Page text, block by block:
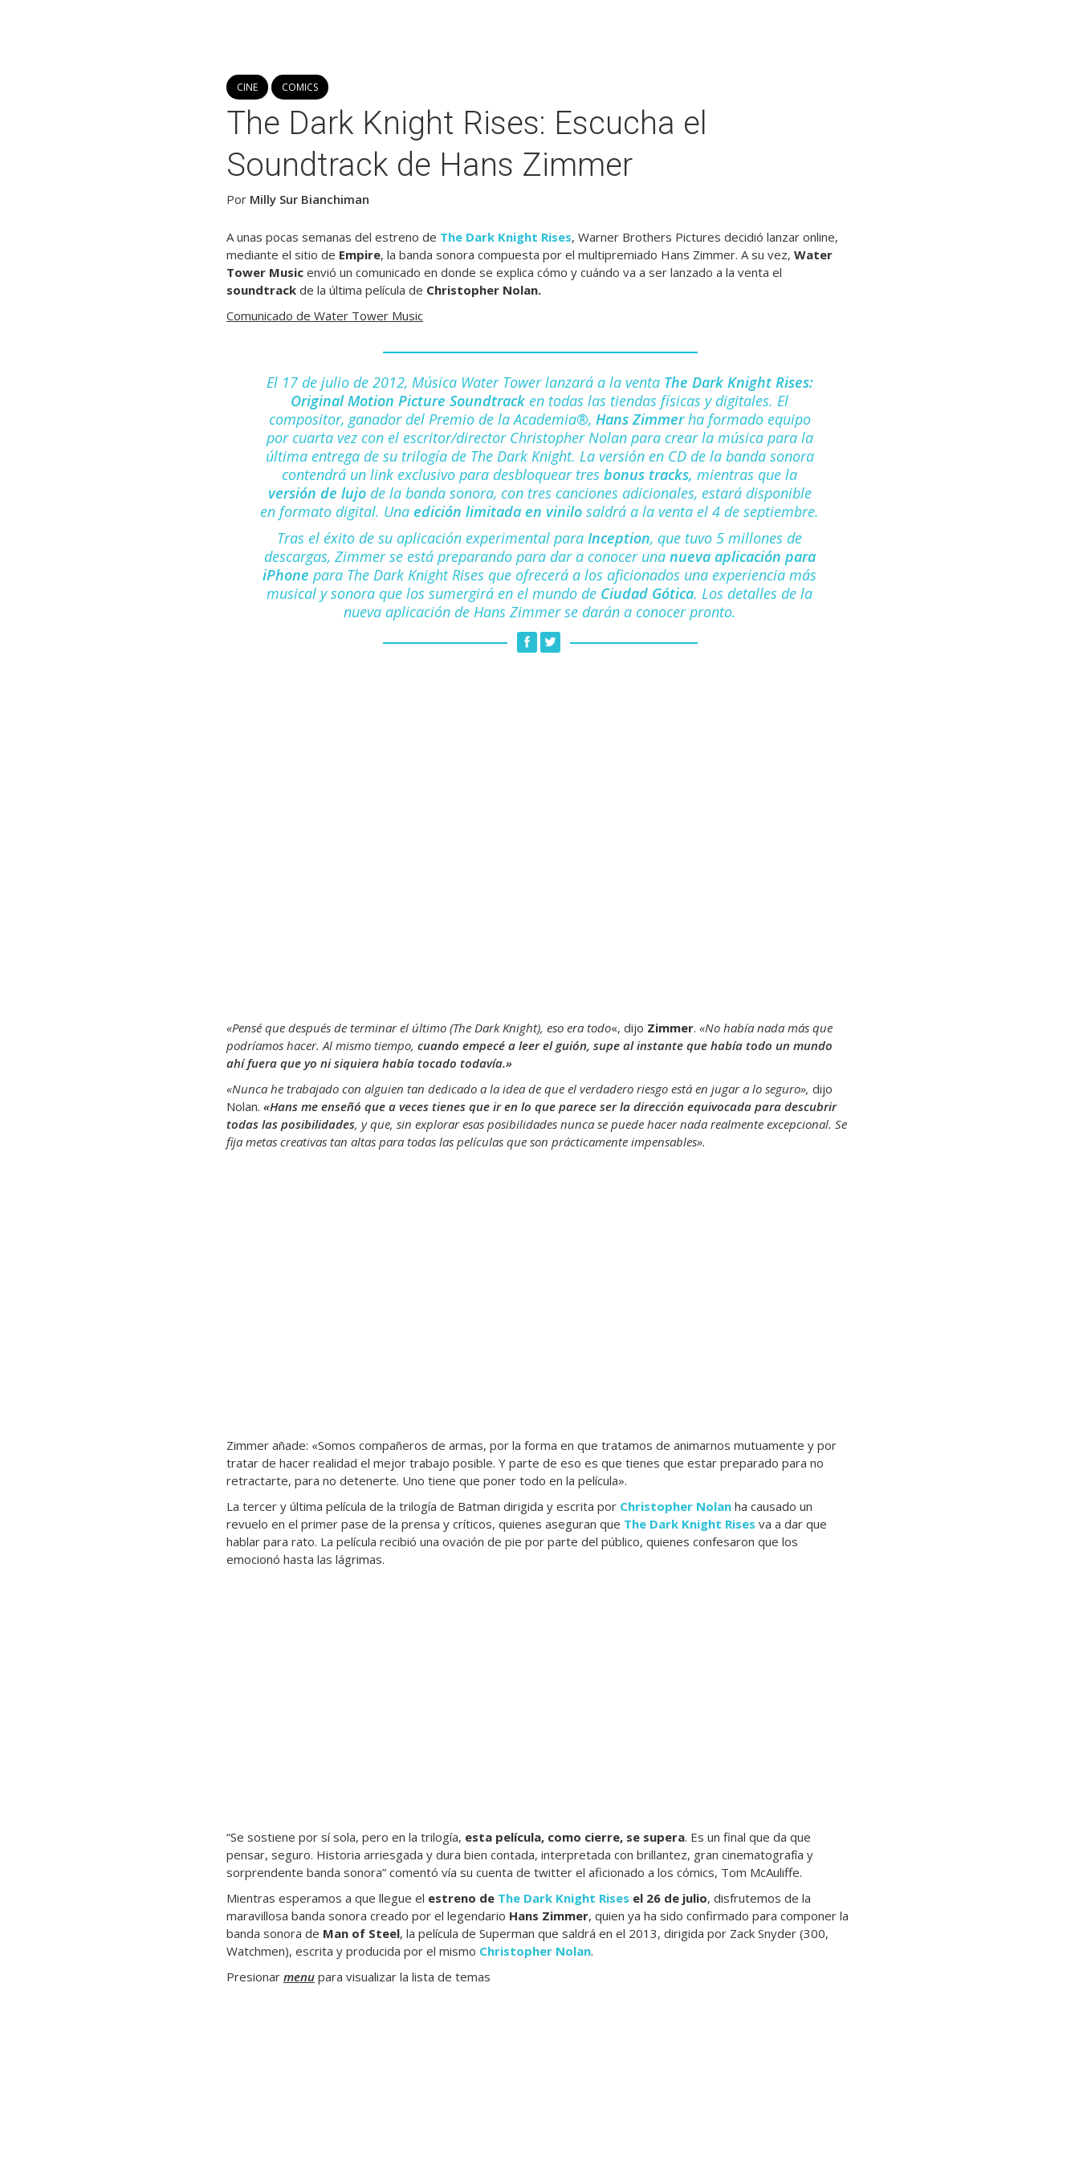
CINE COMICS
The Dark Knight Rises: Escucha el
Soundtrack de Hans Zimmer
Por Milly Sur Bianchiman
A unas pocas semanas del estreno de The Dark Knight Rises, Warner Brothers Pictures decidió lanzar online,
mediante el sitio de Empire, la banda sonora compuesta por el multipremiado Hans Zimmer. A su vez, Water
Tower Music envió un comunicado en donde se explica cómo y cuándo va a ser lanzado a la venta el
soundtrack de la última película de Christopher Nolan.
Comunicado de Water Tower Music
El 17 de julio de 2012, Música Water Tower lanzará a la venta The Dark Knight Rises:
Original Motion Picture Soundtrack en todas las tiendas físicas y digitales. El
compositor, ganador del Premio de la Academia®, Hans Zimmerha formado equipo
por cuarta vez con el escritor/director Christopher Nolan para crear la música para la
última entrega de su trilogía de The Dark Knight. La versión en CD de la banda sonora
contendrá un link exclusivo para desbloquear tres bonus tracks, mientras que la
versión de lujode la banda sonora, con tres canciones adicionales, estará disponible
en formato digital. Una edición limitada en vinilo saldrá a la venta el 4 de septiembre.
Tras el éxito de su aplicación experimental para Inception, que tuvo 5 millones de
descargas, Zimmer se está preparando para dar a conocer una nueva aplicación para
iPhone para The Dark Knight Rises que ofrecerá a los aficionados una experiencia más
musical y sonora que los sumergirá en el mundo de Ciudad Gótica. Los detalles de la
nueva aplicación de Hans Zimmer se darán a conocer pronto.
«Pensé que después de terminar el último (The Dark Knight), eso era todo«, dijo Zimmer. «No había nada más que
podríamos hacer. Al mismo tiempo, cuando empecé a leer el guión, supe al instante que había todo un mundo
ahí fuera que yo ni siquiera había tocado todavía.»
«Nunca he trabajado con alguien tan dedicado a la idea de que el verdadero riesgo está en jugar a lo seguro», dijo
Nolan. «Hans me enseñó que a veces tienes que ir en lo que parece ser la dirección equivocada para descubrir
todas las posibilidades, y que, sin explorar esas posibilidades nunca se puede hacer nada realmente excepcional. Se
fija metas creativas tan altas para todas las películas que son prácticamente impensables».
Zimmer añade: «Somos compañeros de armas, por la forma en que tratamos de animarnos mutuamente y por
tratar de hacer realidad el mejor trabajo posible. Y parte de eso es que tienes que estar preparado para no
retractarte, para no detenerte. Uno tiene que poner todo en la película».
La tercer y última película de la trilogía de Batman dirigida y escrita por Christopher Nolan ha causado un
revuelo en el primer pase de la prensa y críticos, quienes aseguran que The Dark Knight Rises va a dar que
hablar para rato. La película recibió una ovación de pie por parte del público, quienes confesaron que los
emocionó hasta las lágrimas.
“Se sostiene por sí sola, pero en la trilogía, esta película, como cierre, se supera. Es un final que da que
pensar, seguro. Historia arriesgada y dura bien contada, interpretada con brillantez, gran cinematografía y
sorprendente banda sonora” comentó vía su cuenta de twitter el aficionado a los cómics, Tom McAuliffe.
Mientras esperamos a que llegue el estreno de The Dark Knight Rises el 26 de julio, disfrutemos de la
maravillosa banda sonora creado por el legendario Hans Zimmer, quien ya ha sido confirmado para componer la
banda sonora de Man of Steel, la película de Superman que saldrá en el 2013, dirigida por Zack Snyder (300,
Watchmen), escrita y producida por el mismo Christopher Nolan.
Presionar menu para visualizar la lista de temas